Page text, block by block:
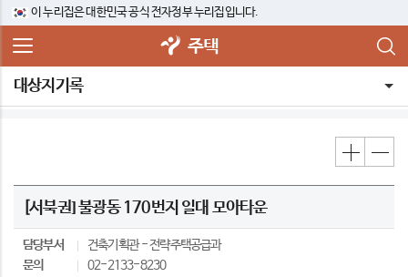
이 누리집은 대한민국 공식 전자정부 누리집입니다.
주택
대상지기록
[서북권] 불광동 170번지 일대 모아타운
담당부서 건축기획관
전략주택공급과
문의
02-2133-8230